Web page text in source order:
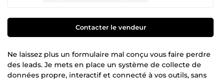
Contacter le vendeur
Ne laissez plus un formulaire mal conçu vous faire perdre
des leads. Je mets en place un système de collecte de
données propre, interactif et connecté à vos outils, sans